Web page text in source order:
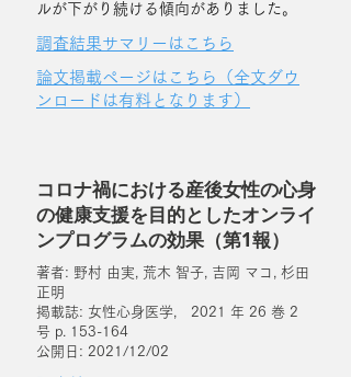
ルが下がり続ける傾向がありました。
調査結果サマリーはこちら
論文掲載ページはこちら（全文ダウ
ンロードは有料となります）
コロナ禍における産後女性の心身
の健康支援を目的としたオンライ
ンプログラムの効果（第1報）
著者: 野村 由実, 荒木 智子, 吉岡 マコ, 杉田
正明
掲載誌: 女性心身医学, 2021 年 26 巻 2
号 p. 153-164
公開日: 2021/12/02